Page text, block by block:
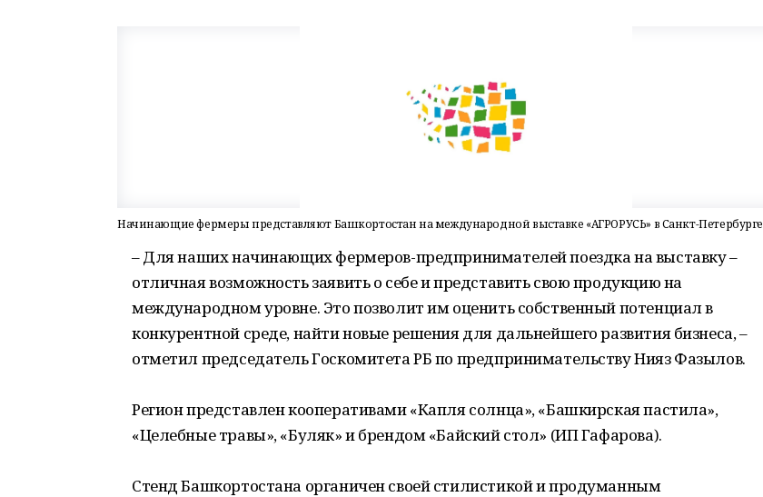
Начинающие фермеры представляют Башкортостан на международной выставке «АГРОРУСЬ» в Санкт-Петербурге
– Для наших начинающих фермеров-предпринимателей поездка на выставку –
отличная возможность заявить о себе и представить свою продукцию на
международном уровне. Это позволит им оценить собственный потенциал в
конкурентной среде, найти новые решения для дальнейшего развития бизнеса, –
отметил председатель Госкомитета РБ по предпринимательству Нияз Фазылов.
Регион представлен кооперативами «Капля солнца», «Башкирская пастила»,
«Целебные травы», «Буляк» и брендом «Байский стол» (ИП Гафарова).
Стенд Башкортостана органичен своей стилистикой и продуманным